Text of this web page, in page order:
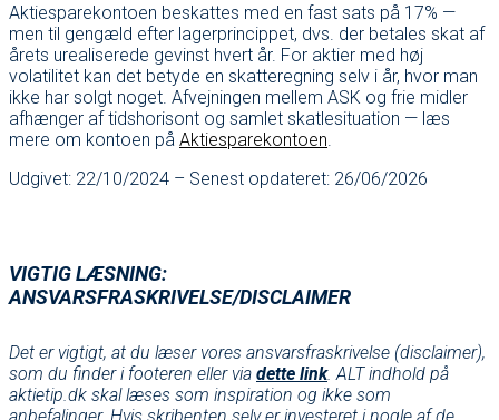
Aktiesparekontoen beskattes med en fast sats på 17% —
men til gengæld efter lagerprincippet, dvs. der betales skat af
årets urealiserede gevinst hvert år. For aktier med høj
volatilitet kan det betyde en skatteregning selv i år, hvor man
ikke har solgt noget. Afvejningen mellem ASK og frie midler
afhænger af tidshorisont og samlet skatlesituation — læs
mere om kontoen på Aktiesparekontoen.
Udgivet: 22/10/2024 – Senest opdateret: 26/06/2026
VIGTIG LÆSNING:
ANSVARSFRASKRIVELSE/DISCLAIMER
Det er vigtigt, at du læser vores ansvarsfraskrivelse (disclaimer),
som du finder i footeren eller via dette link. ALT indhold på
aktietip.dk skal læses som inspiration og ikke som